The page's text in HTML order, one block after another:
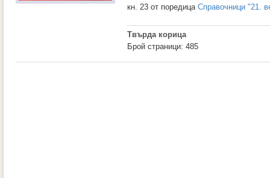
кн. 23 от поредица Справочници "21.
Твърда корица
Брой страници: 485